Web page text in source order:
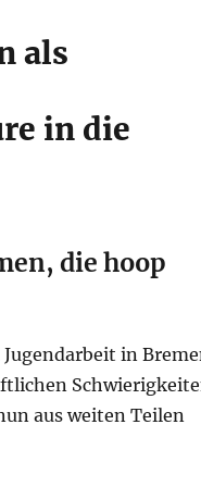
als
in die
die hoop
in
aus weiten Teilen